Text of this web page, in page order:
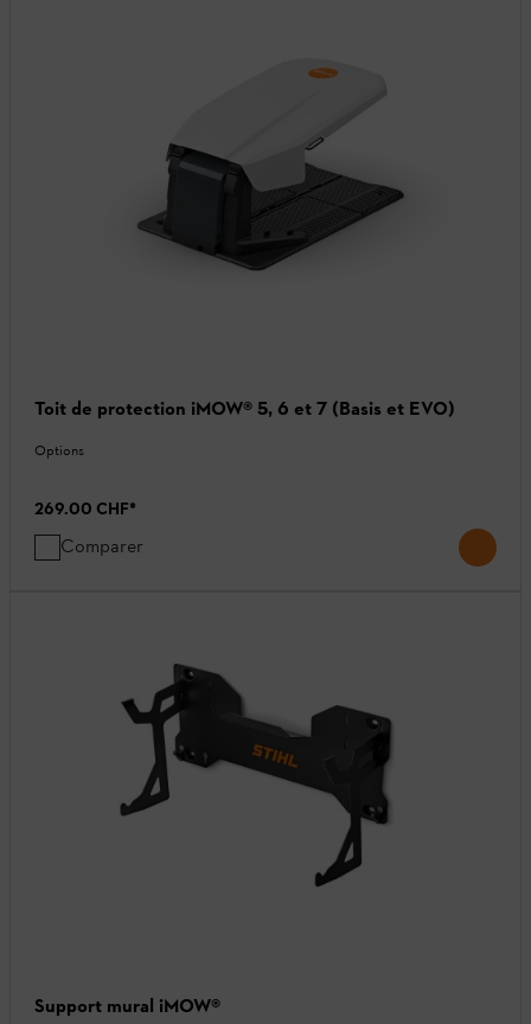
Toit de protection iMOW® 5, 6 et 7 (Basis et EVO)
Options
269.00 CHF*
Comparer
Support mural iMOW®